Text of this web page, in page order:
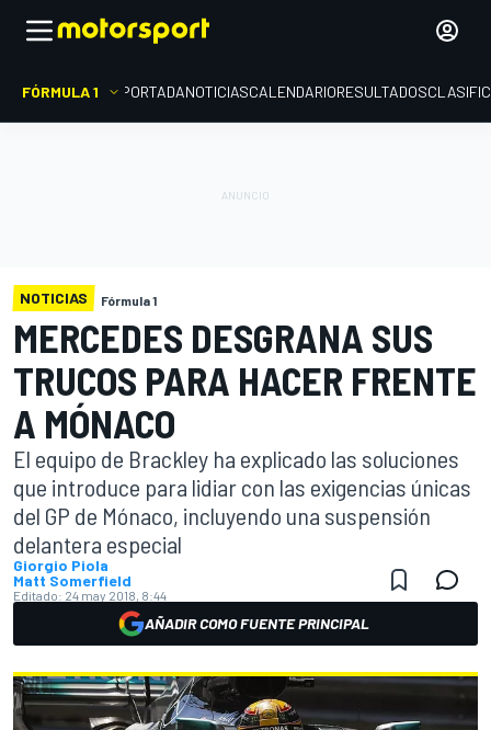
FÓRMULA 1 PORTADANOTICIASCALENDARIORESULTADOS
NOTICIAS Fórmula 1
MERCEDES DESGRANA SUS
TRUCOS PARA HACER FRENTE
A MÓNACO
El equipo de Brackley ha explicado las soluciones
que introduce para lidiar con las exigencias únicas
del GP de Mónaco, incluyendo una suspensión
delantera especial
Giorgio Piola
Matt Somerfield
Editado: 24 may 2018, 8:44
AÑADIR COMO FUENTE PRINCIPAL